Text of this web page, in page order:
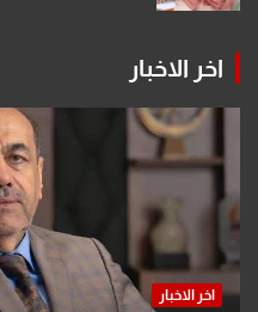
اخر الاخبار
اخر الاخبار